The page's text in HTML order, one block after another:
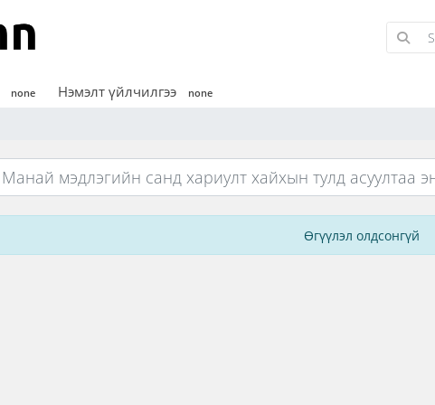
none Нэмэлт үйлчилгээ none
Өгүүлэл олдсонгүй